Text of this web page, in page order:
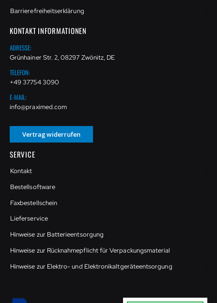
Barrierefreiheitserklärung
KONTAKT INFORMATIONEN
ADRESSE:
Grünhainer Str. 2, 08297 Zwönitz, DE
TELEFON:
+49 37754 3090
E-MAIL:
info@praximed.com
Vertrag widerrufen
SERVICE
Kontakt
Bestellsoftware
Faxbestellschein
Lieferservice
Hinweise zur Batterieentsorgung
Hinweise zur Rücknahmepflicht für Verpackungsmaterial
Hinweise zur Elektro- und Elektronikaltgeräteentsorgung